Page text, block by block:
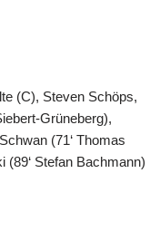
(C), Steven Schöps,
Grüneberg),
(71‘ Thomas
Stefan Bachmann)